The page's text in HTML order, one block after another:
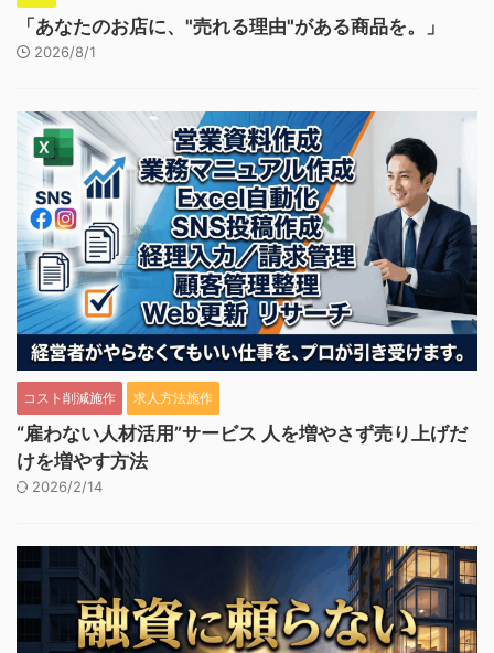
「あなたのお店に、"売れる理由"がある商品を。」
2026/8/1
コスト削減施作 求人方法施作
“雇わない人材活用”サービス 人を増やさず売り上げだ
けを増やす方法
2026/2/14